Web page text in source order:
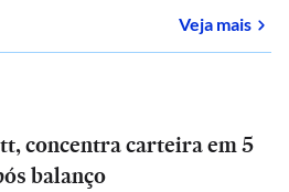
Veja mais
concentra carteira em 5
balanço